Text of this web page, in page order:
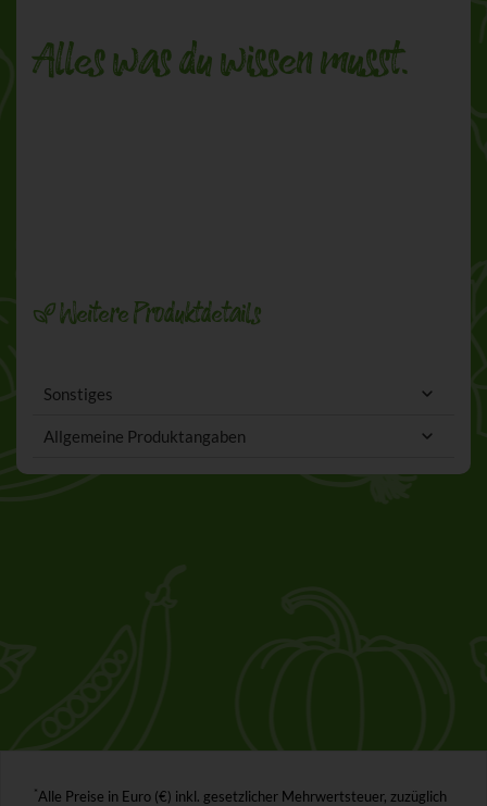
Alles was du wissen musst.
Weitere Produktdetails
Sonstiges
Allgemeine Produktangaben
*Alle Preise in Euro (€) inkl. gesetzlicher Mehrwertsteuer, zuzüglich